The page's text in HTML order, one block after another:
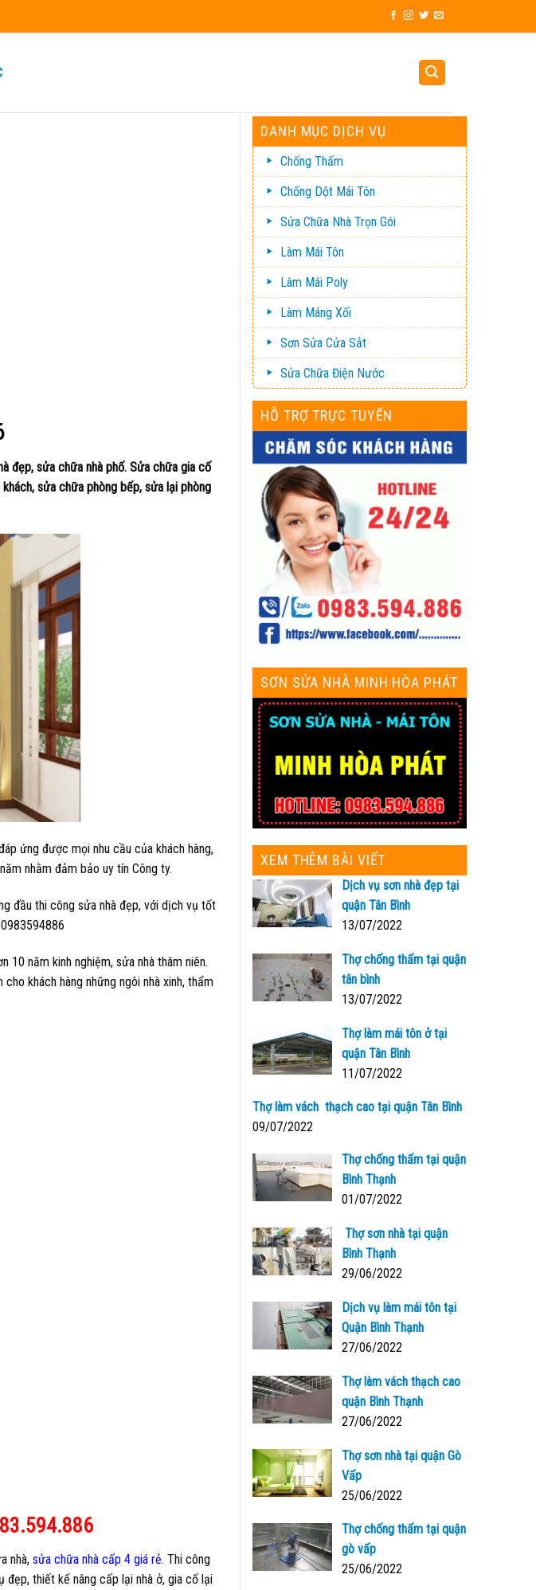
đẹp, sửa chữa nhà phố. Sửa chữa gia cố
sửa chữa phòng bếp, sửa lại phòng
ứng được mọi nhu cầu của khách hàng,
nhằm đảm bảo uy tín Công ty.
đầu thi công sửa nhà đẹp, với dịch vụ tốt
10 năm kinh nghiệm, sửa nhà thâm niên.
khách hàng những ngôi nhà xinh, thẩm
nhà,sửa chữa nhà cấp 4 giá rẻ. Thi công
đẹp, thiết kế nâng cấp lại nhà ở, gia cố lại
DANH MỤC DỊCH VỤ
Chống Thấm
Chống Dột Mái Tôn
Sửa Chữa Nhà Trọn Gói
Làm Mái Tôn
Làm Mái Poly
Làm Máng Xối
Sơn Sửa Cửa Sắt
Sửa Chữa Điện Nước
HỖ TRỢ TRỰC TUYẾN
SƠN SỬA NHÀ MINH HÒA PHÁT
XEM THÊM BÀI VIẾT
Dịch vụ sơn nhà đẹp tại
quận Tân Bình
13/07/2022
Thợ chống thấm tại quận
tân bình
13/07/2022
Thợ làm mái tôn ở tại
quận Tân Bình
11/07/2022
Thợ làm vách thạch cao tại quận Tân Bình
09/07/2022
Thợ chống thấm tại quận
Bình Thạnh
01/07/2022
Thợ sơn nhà tại quận
Bình Thạnh
29/06/2022
Dịch vụ làm mái tôn tại
Quận Bình Thạnh
27/06/2022
Thợ làm vách thạch cao
quận Bình Thạnh
27/06/2022
Thợ sơn nhà tại quận Gò
Vấp
25/06/2022
Thợ chống thấm tại quận
gò vấp
25/06/2022